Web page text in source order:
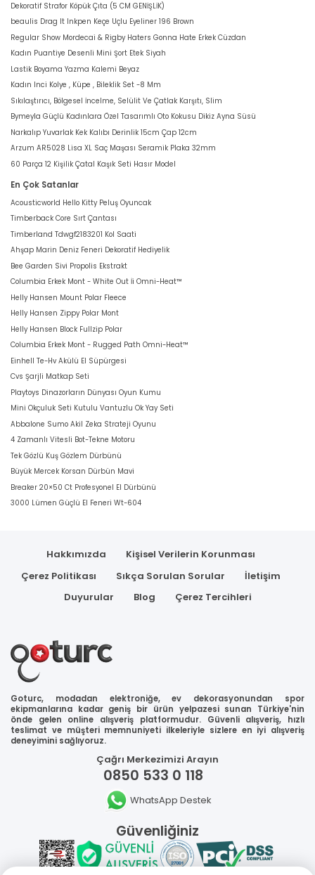
Dekoratif Strafor Köpük Çıta (5 CM GENİŞLİK)
beaulis Drag It Inkpen Keçe Uçlu Eyeliner 196 Brown
Regular Show Mordecai & Rigby Haters Gonna Hate Erkek Cüzdan
Kadın Puantiye Desenli Mini Şort Etek Siyah
Lastik Boyama Yazma Kalemi Beyaz
Kadın Inci Kolye , Küpe , Bileklik Set -8 Mm
Sıkılaştırıcı, Bölgesel İncelme, Selülit Ve Çatlak Karşıtı, Slim
Bymeyla Güçlü Kadınlara Özel Tasarımlı Oto Kokusu Dikiz Ayna Süsü
Narkalıp Yuvarlak Kek Kalıbı Derinlik 15cm Çap 12cm
Arzum AR5028 Lisa XL Saç Maşası Seramik Plaka 32mm
60 Parça 12 Kişilik Çatal Kaşık Seti Hasır Model
En Çok Satanlar
Acousticworld Hello Kitty Peluş Oyuncak
Timberback Core Sırt Çantası
Timberland Tdwgf2183201 Kol Saati
Ahşap Marin Deniz Feneri Dekoratif Hediyelik
Bee Garden Sivi Propolis Ekstrakt
Columbia Erkek Mont - White Out İi Omni-Heat™
Helly Hansen Mount Polar Fleece
Helly Hansen Zippy Polar Mont
Helly Hansen Block Fullzip Polar
Columbia Erkek Mont - Rugged Path Omni-Heat™
Einhell Te-Hv Akülü El Süpürgesi
Cvs Şarjli Matkap Seti
Playtoys Dinazorların Dünyası Oyun Kumu
Mini Okçuluk Seti Kutulu Vantuzlu Ok Yay Seti
Abbalone Sumo Akil Zeka Strateji Oyunu
4 Zamanlı Vitesli Bot-Tekne Motoru
Tek Gözlü Kuş Gözlem Dürbünü
Büyük Mercek Korsan Dürbün Mavi
Breaker 20×50 Ct Profesyonel El Dürbünü
3000 Lümen Güçlü El Feneri Wt-604
Hakkımızda
Kişisel Verilerin Korunması
Çerez Politikası
Sıkça Sorulan Sorular
İletişim
Duyurular
Blog Çerez Tercihleri
Goturc, modadan elektroniğe, ev dekorasyonundan spor
ekipmanlarına kadar geniş bir ürün yelpazesi sunan Türkiye'nin
önde gelen online alışveriş platformudur. Güvenli alışveriş, hızlı
teslimat ve müşteri memnuniyeti ilkeleriyle sizlere en iyi alışveriş
deneyimini sağlıyoruz.
Çağrı Merkezimizi Arayın
0850 533 0 118
WhatsApp Destek
Güvenliğiniz